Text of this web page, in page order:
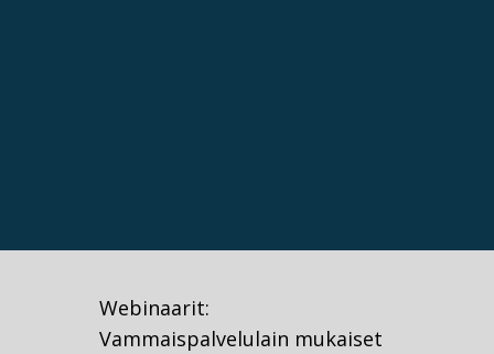
Webinaarit:
Vammaispalvelulain mukaiset